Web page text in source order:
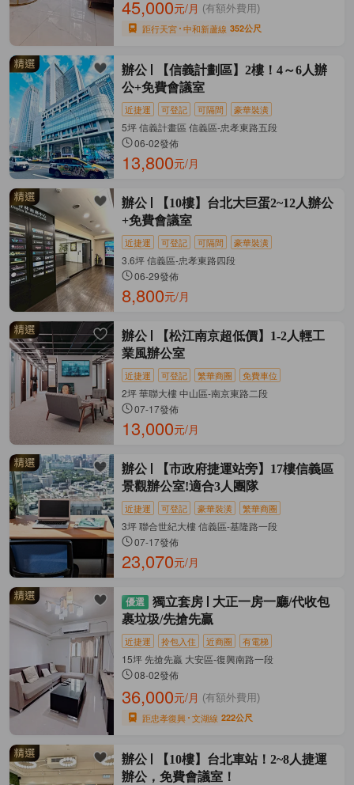
45,000元/月 (有額外費用)
距行天宮 中和新蘆線 352公尺
辦公
【信義計劃區】2樓！4～6人辦
公+免費會議室
近捷運 可登記 可隔間 豪華裝潢
5坪 信義計畫區 信義區-忠孝東路五段
06-02發佈
13,800元/月
辦公
【10樓】台北大巨蛋2~12人辦公
+免費會議室
近捷運 可登記 可隔間 豪華裝潢
3.6坪 信義區-忠孝東路四段
06-29發佈
8,800元/月
辦公
【松江南京超低價】1-2人輕工
業風辦公室
近捷運 可登記 繁華商圈 免費車位
2坪 華聯大樓 中山區-南京東路二段
07-17發佈
13,000元/月
辦公
【市政府捷運站旁】17樓信義區
景觀辦公室!適合3人團隊
近捷運 可登記 豪華裝潢 繁華商圈
3坪 聯合世紀大樓 信義區-基隆路一段
07-17發佈
23,070元/月
獨立套房
大正一房一廳/代收包
裹垃圾/先搶先贏
近捷運 拎包入住 近商圈 有電梯
15坪 先搶先贏 大安區-復興南路一段
08-02發佈
36,000元/月 (有額外費用)
距忠孝復興 文湖線 222公尺
辦公
【10樓】台北車站！2~8人捷運
辦公，免費會議室！